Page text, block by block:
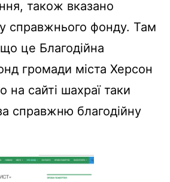
також вказано
справжнього фонду. Там
це Благодійна
громади міста Херсон
на сайті шахраї таки
справжню благодійну